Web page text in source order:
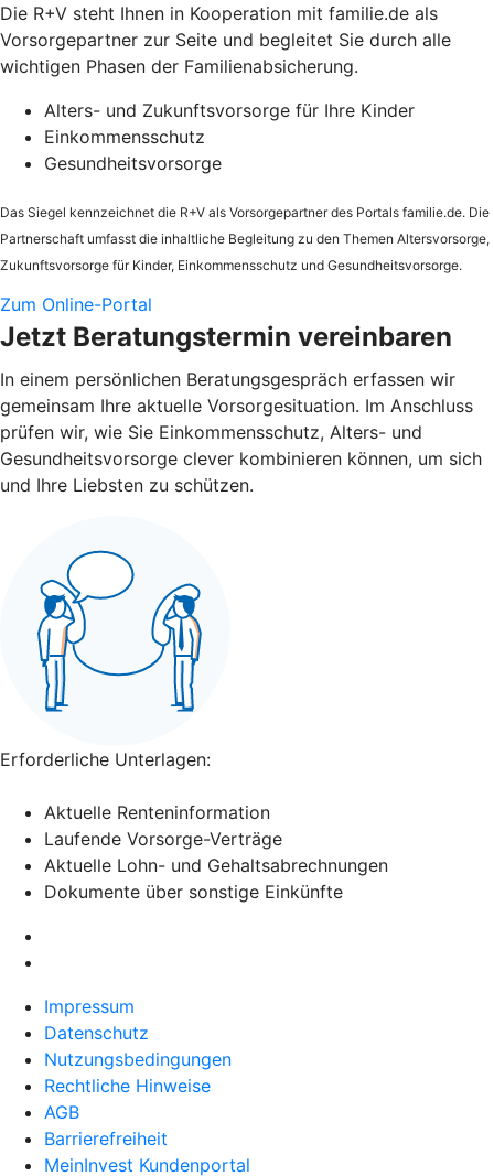
Die R+V steht Ihnen in Kooperation mit familie.de als
Vorsorgepartner zur Seite und begleitet Sie durch alle
wichtigen Phasen der Familienabsicherung.
Alters- und Zukunftsvorsorge für Ihre Kinder
Einkommensschutz
Gesundheitsvorsorge
Das Siegel kennzeichnet die R+V als Vorsorgepartner des Portals familie.de. Die
Partnerschaft umfasst die inhaltliche Begleitung zu den Themen Altersvorsorge,
Zukunftsvorsorge für Kinder, Einkommensschutz und Gesundheitsvorsorge.
Zum Online-Portal
Jetzt Beratungstermin vereinbaren
In einem persönlichen Beratungsgespräch erfassen wir
gemeinsam Ihre aktuelle Vorsorgesituation. Im Anschluss
prüfen wir, wie Sie Einkommensschutz, Alters- und
Gesundheitsvorsorge clever kombinieren können, um sich
und Ihre Liebsten zu schützen.
Erforderliche Unterlagen:
Aktuelle Renteninformation
Laufende Vorsorge-Verträge
Aktuelle Lohn- und Gehaltsabrechnungen
Dokumente über sonstige Einkünfte
Impressum
Datenschutz
Nutzungsbedingungen
Rechtliche Hinweise
AGB
Barrierefreiheit
MeinInvest Kundenportal